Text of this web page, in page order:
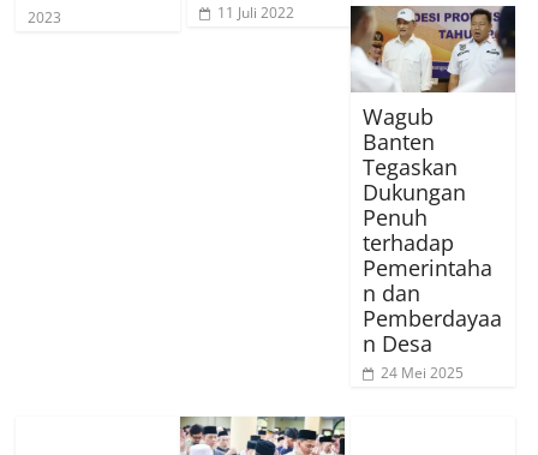
2023
11 Juli 2022
Wagub
Banten
Tegaskan
Dukungan
Penuh
terhadap
Pemerintaha
n dan
Pemberdayaa
n Desa
24 Mei 2025